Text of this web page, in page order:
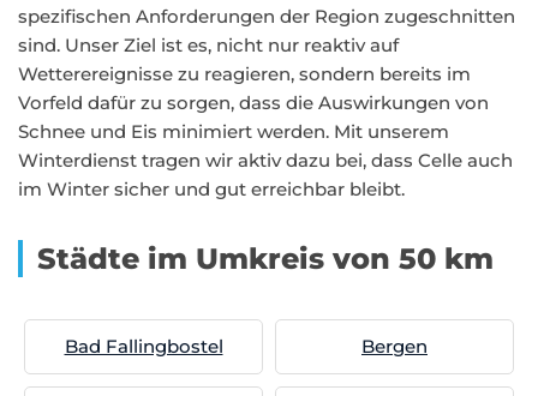
spezifischen Anforderungen der Region zugeschnitten
sind. Unser Ziel ist es, nicht nur reaktiv auf
Wetterereignisse zu reagieren, sondern bereits im
Vorfeld dafür zu sorgen, dass die Auswirkungen von
Schnee und Eis minimiert werden. Mit unserem
Winterdienst tragen wir aktiv dazu bei, dass Celle auch
im Winter sicher und gut erreichbar bleibt.
Städte im Umkreis von 50 km
Bad Fallingbostel Bergen